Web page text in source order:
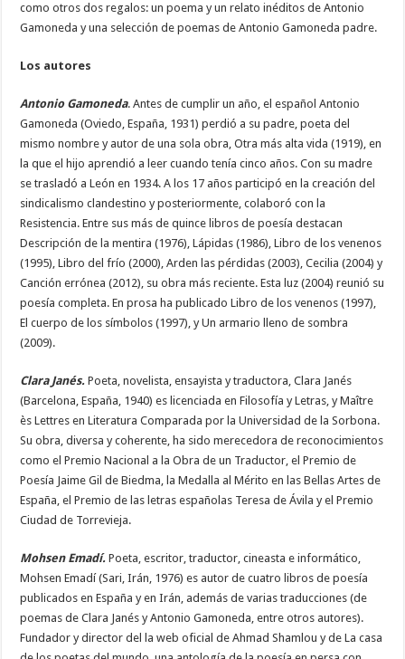
como otros dos regalos: un poema y un relato inéditos de Antonio
Gamoneda y una selección de poemas de Antonio Gamoneda padre.
Los autores
Antonio Gamoneda. Antes de cumplir un año, el español Antonio
Gamoneda (Oviedo, España, 1931) perdió a su padre, poeta del
mismo nombre y autor de una sola obra, Otra más alta vida (1919), en
la que el hijo aprendió a leer cuando tenía cinco años. Con su madre
se trasladó a León en 1934. A los 17 años participó en la creación del
sindicalismo clandestino y posteriormente, colaboró con la
Resistencia. Entre sus más de quince libros de poesía destacan
Descripción de la mentira (1976), Lápidas (1986), Libro de los venenos
(1995), Libro del frío (2000), Arden las pérdidas (2003), Cecilia (2004) y
Canción errónea (2012), su obra más reciente. Esta luz (2004) reunió su
poesía completa. En prosa ha publicado Libro de los venenos (1997),
El cuerpo de los símbolos (1997), y Un armario lleno de sombra
(2009).
Clara Janés. Poeta, novelista, ensayista y traductora, Clara Janés
(Barcelona, España, 1940) es licenciada en Filosofía y Letras, y Maître
ès Lettres en Literatura Comparada por la Universidad de la Sorbona.
Su obra, diversa y coherente, ha sido merecedora de reconocimientos
como el Premio Nacional a la Obra de un Traductor, el Premio de
Poesía Jaime Gil de Biedma, la Medalla al Mérito en las Bellas Artes de
España, el Premio de las letras españolas Teresa de Ávila y el Premio
Ciudad de Torrevieja.
Mohsen Emadí. Poeta, escritor, traductor, cineasta e informático,
Mohsen Emadí (Sari, Irán, 1976) es autor de cuatro libros de poesía
publicados en España y en Irán, además de varias traducciones (de
poemas de Clara Janés y Antonio Gamoneda, entre otros autores).
Fundador y director del la web oficial de Ahmad Shamlou y de La casa